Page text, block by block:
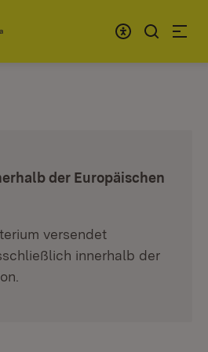
der Europäischen
versendet
innerhalb der